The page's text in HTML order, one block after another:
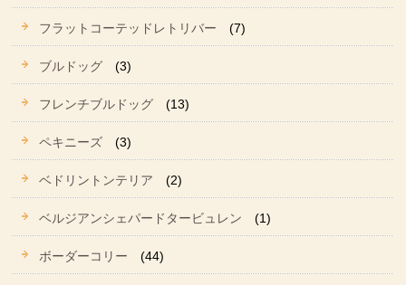
フラットコーテッドレトリバー (7)
ブルドッグ (3)
フレンチブルドッグ (13)
ペキニーズ (3)
ベドリントンテリア (2)
ベルジアンシェパードタービュレン (1)
ボーダーコリー (44)